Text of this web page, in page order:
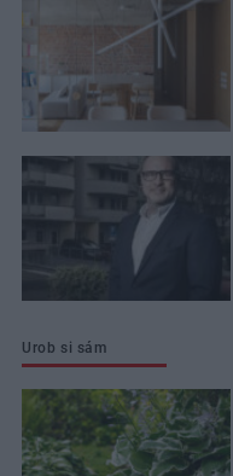
Urob si sám